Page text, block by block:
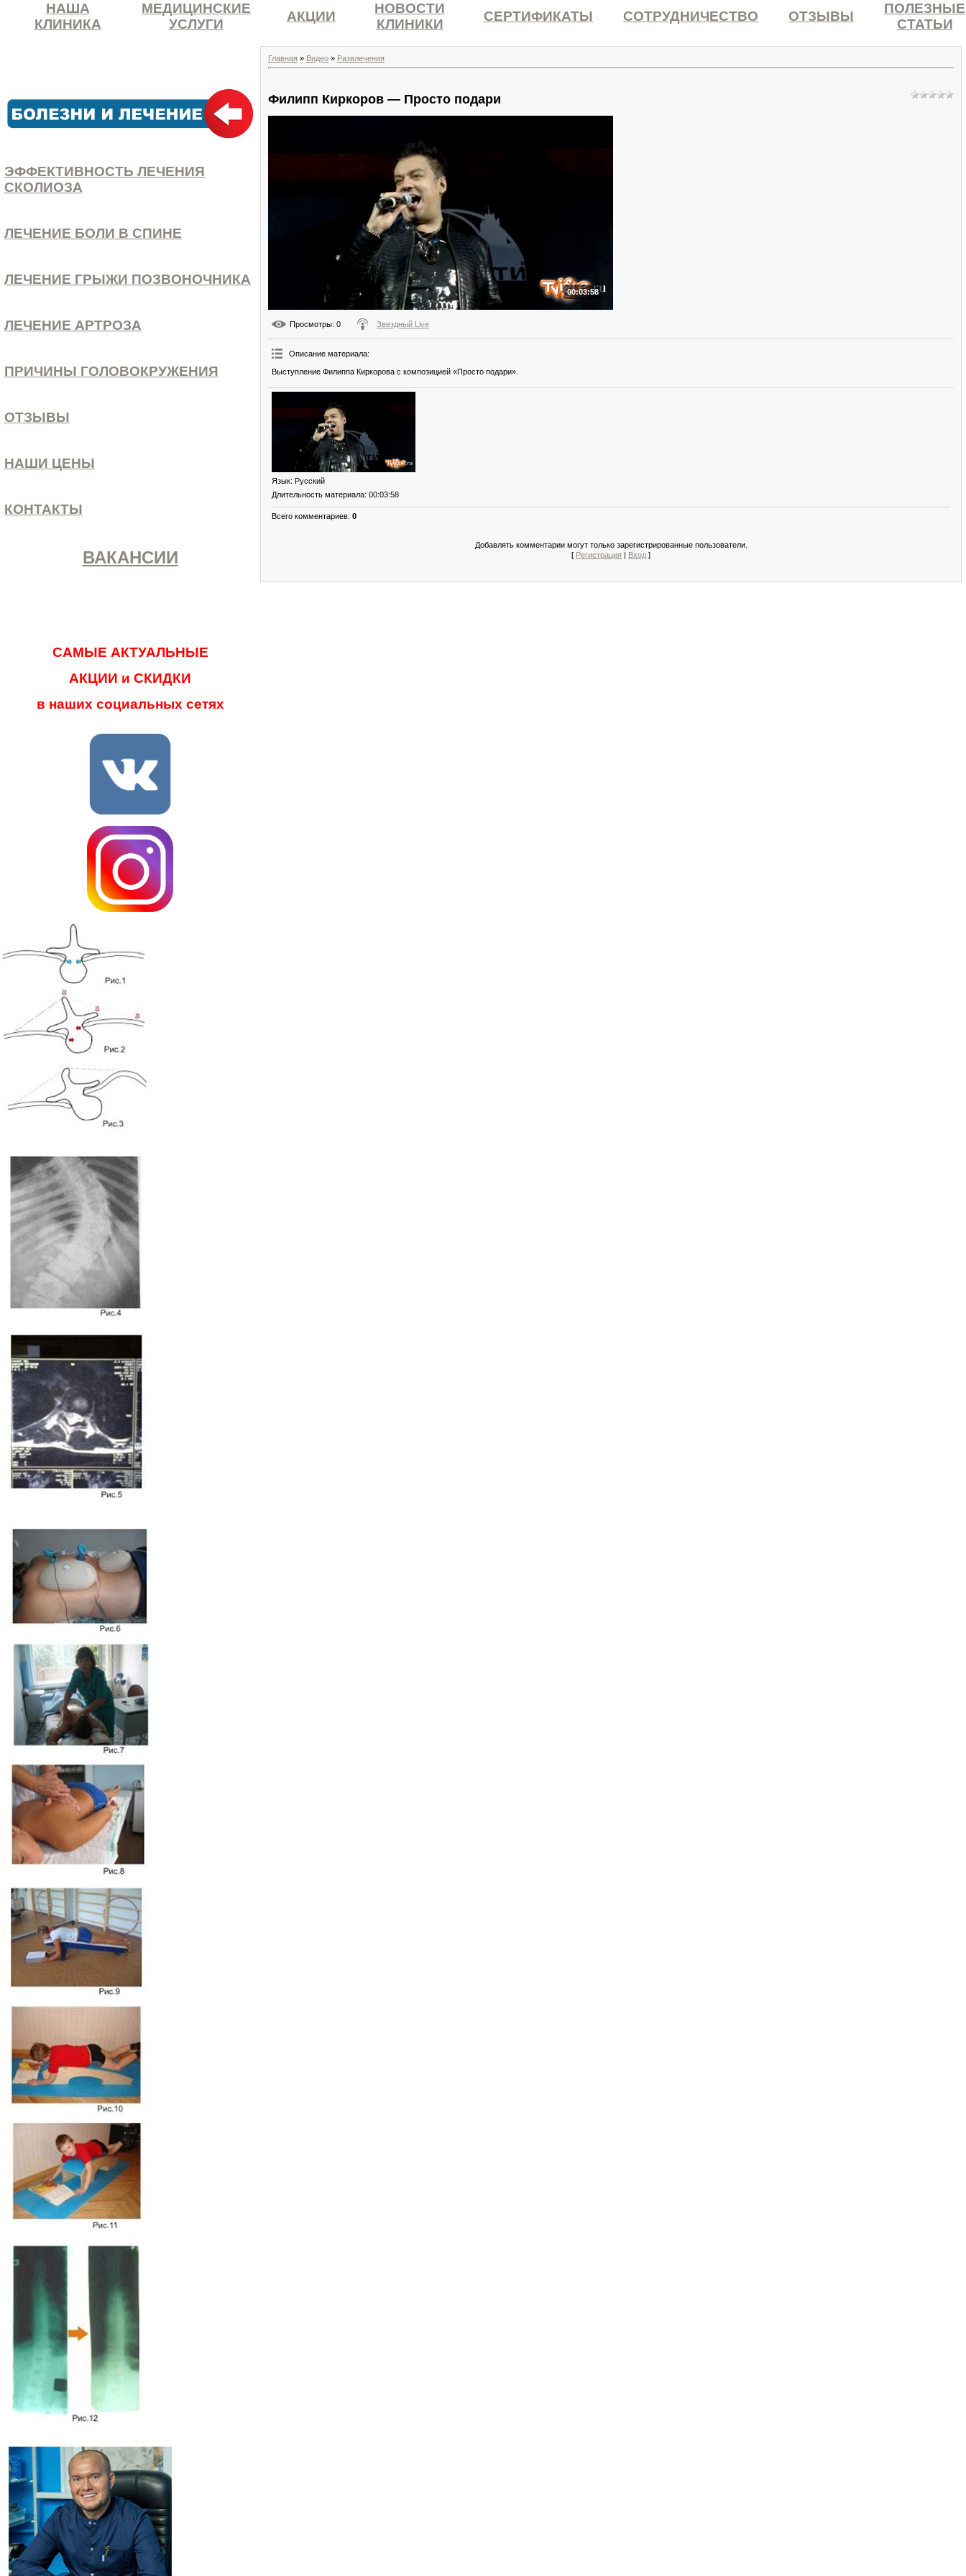
НАША
КЛИНИКА
МЕДИЦИНСКИЕ
УСЛУГИ
АКЦИИ
НОВОСТИ
КЛИНИКИ
СЕРТИФИКАТЫ СОТРУДНИЧЕСТВО ОТЗЫВЫ
ПОЛЕЗНЫЕ
СТАТЬИ
ЭФФЕКТИВНОСТЬ ЛЕЧЕНИЯ
СКОЛИОЗА
ЛЕЧЕНИЕ БОЛИ В СПИНЕ
ЛЕЧЕНИЕ ГРЫЖИ ПОЗВОНОЧНИКА
ЛЕЧЕНИЕ АРТРОЗА
ПРИЧИНЫ ГОЛОВОКРУЖЕНИЯ
ОТЗЫВЫ
НАШИ ЦЕНЫ
КОНТАКТЫ
ВАКАНСИИ
САМЫЕ АКТУАЛЬНЫЕ
АКЦИИ и СКИДКИ
в наших социальных сетях
Главная » Видео » Развлечения
Филипп Киркоров — Просто подари
00:03:58
Просмотры: 0 Звездный Live
Описание материала:
Выступление Филиппа Киркорова с композицией «Просто подари».
Язык: Русский
Длительность материала: 00:03:58
Всего комментариев: 0
Добавлять комментарии могут только зарегистрированные пользователи.
[ Регистрация Вход ]